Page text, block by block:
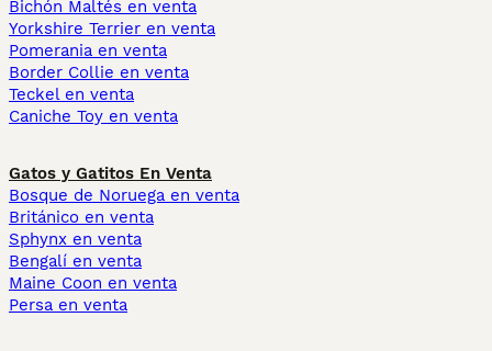
Bichón Maltés en venta
Yorkshire Terrier en venta
Pomerania en venta
Border Collie en venta
Teckel en venta
Caniche Toy en venta
Gatos y Gatitos En Venta
Bosque de Noruega en venta
Británico en venta
Sphynx en venta
Bengalí en venta
Maine Coon en venta
Persa en venta